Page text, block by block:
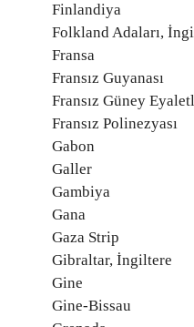
Finlandiya
Folkland Adaları,
Fransa
Fransız Guyanası
Fransız Güney
Fransız Polinezyası
Gabon
Galler
Gambiya
Gana
Gaza Strip
Gibraltar, İngiltere
Gine
Gine-Bissau